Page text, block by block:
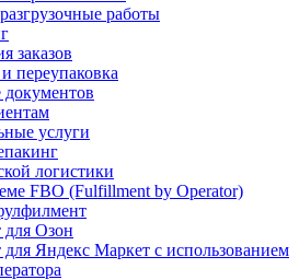
работы
заказов
переупаковка
услуги
логистики
FBO (Fulfillment by Operator)
Озон
Яндекс Маркет с использованием